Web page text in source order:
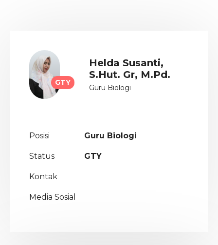
GTY
Helda Susanti,
S.Hut. Gr, M.Pd.
Guru Biologi
Posisi Guru Biologi
Status GTY
Kontak
Media Sosial